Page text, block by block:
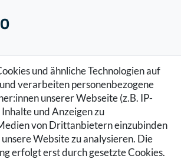
und ähnliche Technologien auf
verarbeiten personenbezogene
unserer Webseite (z.B. IP-
und Anzeigen zu
von Drittanbietern einzubinden
Website zu analysieren. Die
erfolgt erst durch gesetzte Cookies.